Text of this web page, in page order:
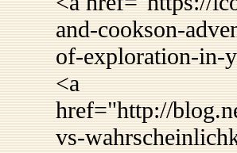
and-cookson-
of-exploration-in-
<a
href="http://
vs-